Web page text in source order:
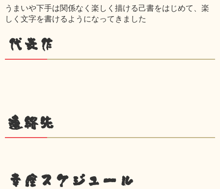
うまいや下手は関係なく楽しく描ける己書をはじめて、楽
しく文字を書けるようになってきました
代表作
連絡先
幸座スケジュール